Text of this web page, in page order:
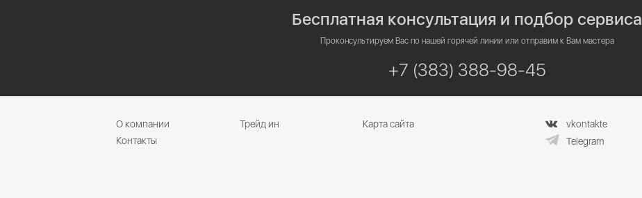
Бесплатная консультация и подбор сервиса
Проконсультируем Вас по нашей горячей линии или отправим к Вам мастера
+7 (383) 388-98-45
О компании Трейд ин
Карта сайта
Контакты
vkontakte
Telegram